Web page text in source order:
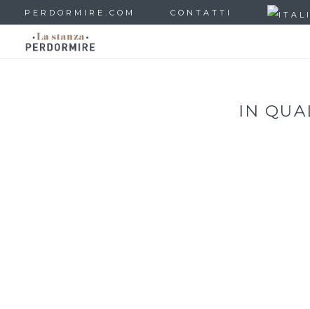
PERDORMIRE.COM CONTATTI
IN